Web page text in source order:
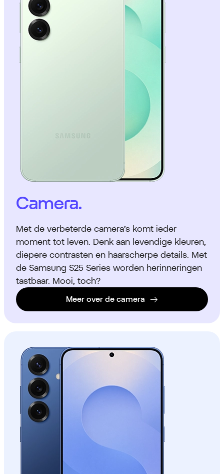
Camera.
Met de verbeterde camera’s komt ieder
moment tot leven. Denk aan levendige kleuren,
diepere contrasten en haarscherpe details. Met
de Samsung S25 Series worden herinneringen
tastbaar. Mooi, toch?
Meer over de camera